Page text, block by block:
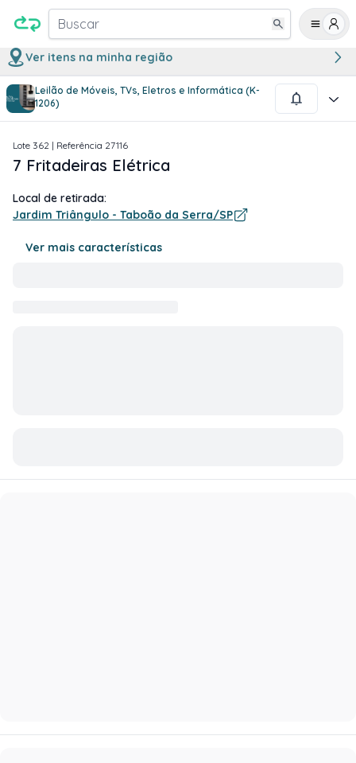
Buscar
Ver itens na minha região
Leilão de Móveis, TVs, Eletros e Informática (K-
1206)
1/1
Lote 362 | Referência 27116
7 Fritadeiras Elétrica
Local de retirada:
Jardim Triângulo - Taboão da Serra/SP
Ver mais características